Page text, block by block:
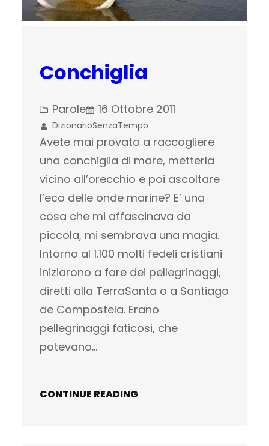
Conchiglia
Parole 16 Ottobre 2011
DizionarioSenzaTempo
Avete mai provato a raccogliere
una conchiglia di mare, metterla
vicino all’orecchio e poi ascoltare
l’eco delle onde marine? E’ una
cosa che mi affascinava da
piccola, mi sembrava una magia.
Intorno al 1.100 molti fedeli cristiani
iniziarono a fare dei pellegrinaggi,
diretti alla TerraSanta o a Santiago
de Compostela. Erano
pellegrinaggi faticosi, che
potevano…
CONTINUE READING